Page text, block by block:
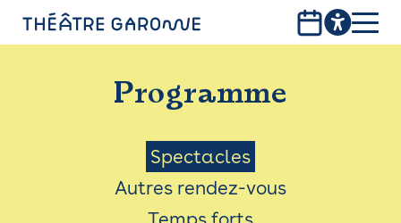
PROGRAMME
INFOS PRATIQUES
AVEC LES PUBLICS
ACCESSIBILITÉ
Programme
Menu
Spectacles
Autres rendez-vous